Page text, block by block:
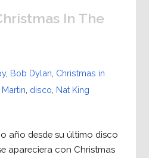
In The
, Bob Dylan Christmas in
disco Nat King
año desde su último disco
apareciera con Christmas